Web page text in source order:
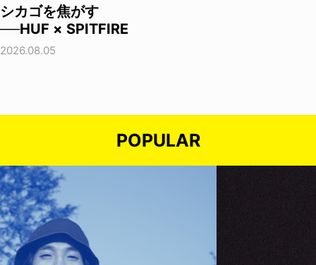
シカゴを焦がす
──HUF × SPITFIRE
2026.08.05
POPULAR